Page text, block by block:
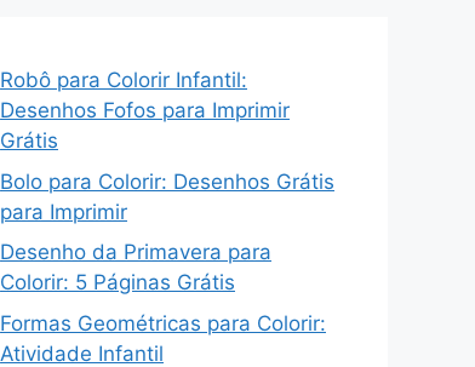
Robô para Colorir Infantil:
Desenhos Fofos para Imprimir
Grátis
Bolo para Colorir: Desenhos Grátis
para Imprimir
Desenho da Primavera para
Colorir: 5 Páginas Grátis
Formas Geométricas para Colorir:
Atividade Infantil